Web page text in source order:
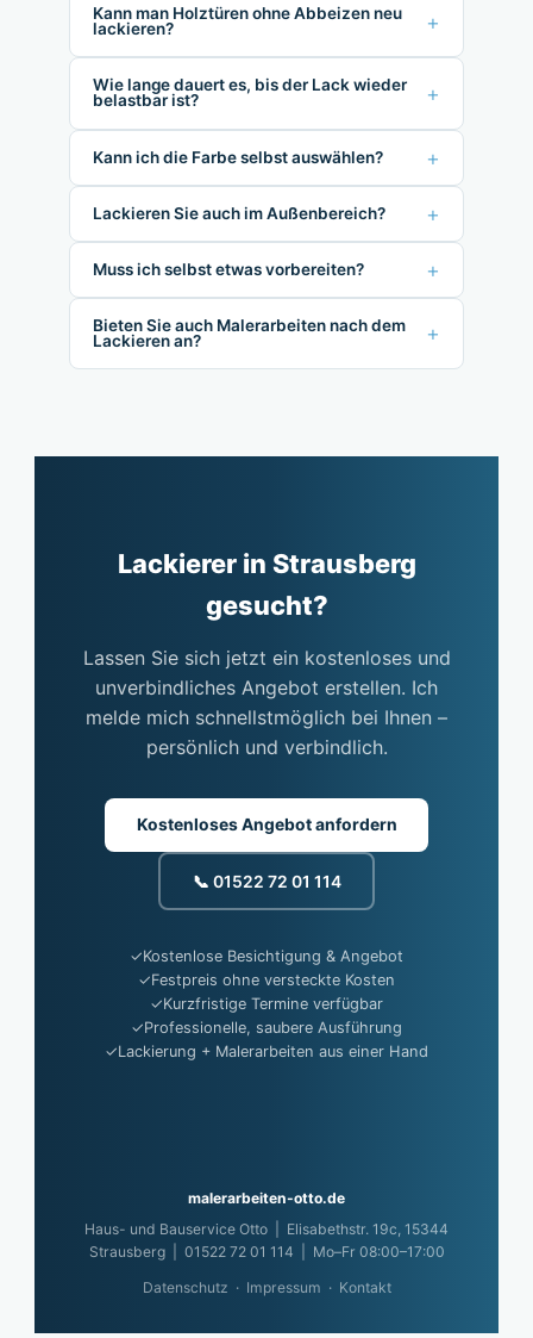
Kann man Holztüren ohne Abbeizen neu
lackieren?
+
Wie lange dauert es, bis der Lack wieder
belastbar ist?
+
Kann ich die Farbe selbst auswählen? +
Lackieren Sie auch im Außenbereich? +
Muss ich selbst etwas vorbereiten? +
Bieten Sie auch Malerarbeiten nach dem
Lackieren an?
+
Lackierer in Strausberg
gesucht?
Lassen Sie sich jetzt ein kostenloses und
unverbindliches Angebot erstellen. Ich
melde mich schnellstmöglich bei Ihnen –
persönlich und verbindlich.
Kostenloses Angebot anfordern
📞 01522 72 01 114
✓Kostenlose Besichtigung & Angebot
✓Festpreis ohne versteckte Kosten
✓Kurzfristige Termine verfügbar
✓Professionelle, saubere Ausführung
✓Lackierung + Malerarbeiten aus einer Hand
malerarbeiten-otto.de
Haus- und Bauservice Otto | Elisabethstr. 19c, 15344
Strausberg | 01522 72 01 114 | Mo–Fr 08:00–17:00
Datenschutz · Impressum · Kontakt